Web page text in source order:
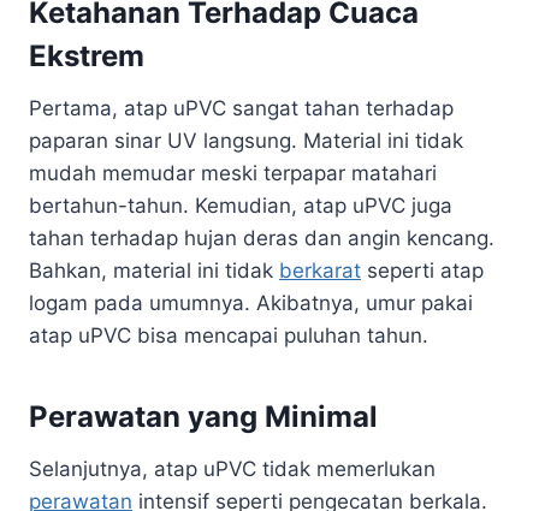
Ketahanan Terhadap Cuaca
Ekstrem
Pertama, atap uPVC sangat tahan terhadap
paparan sinar UV langsung. Material ini tidak
mudah memudar meski terpapar matahari
bertahun-tahun. Kemudian, atap uPVC juga
tahan terhadap hujan deras dan angin kencang.
Bahkan, material ini tidak berkarat seperti atap
logam pada umumnya. Akibatnya, umur pakai
atap uPVC bisa mencapai puluhan tahun.
Perawatan yang Minimal
Selanjutnya, atap uPVC tidak memerlukan
perawatan intensif seperti pengecatan berkala.